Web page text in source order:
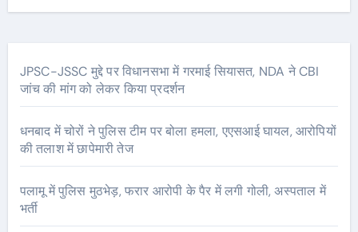
JPSC-JSSC मुद्दे पर विधानसभा में गरमाई सियासत, NDA ने CBI
जांच की मांग को लेकर किया प्रदर्शन
धनबाद में चोरों ने पुलिस टीम पर बोला हमला, एएसआई घायल, आरोपियों
की तलाश में छापेमारी तेज
पलामू में पुलिस मुठभेड़, फरार आरोपी के पैर में लगी गोली, अस्पताल में
भर्ती